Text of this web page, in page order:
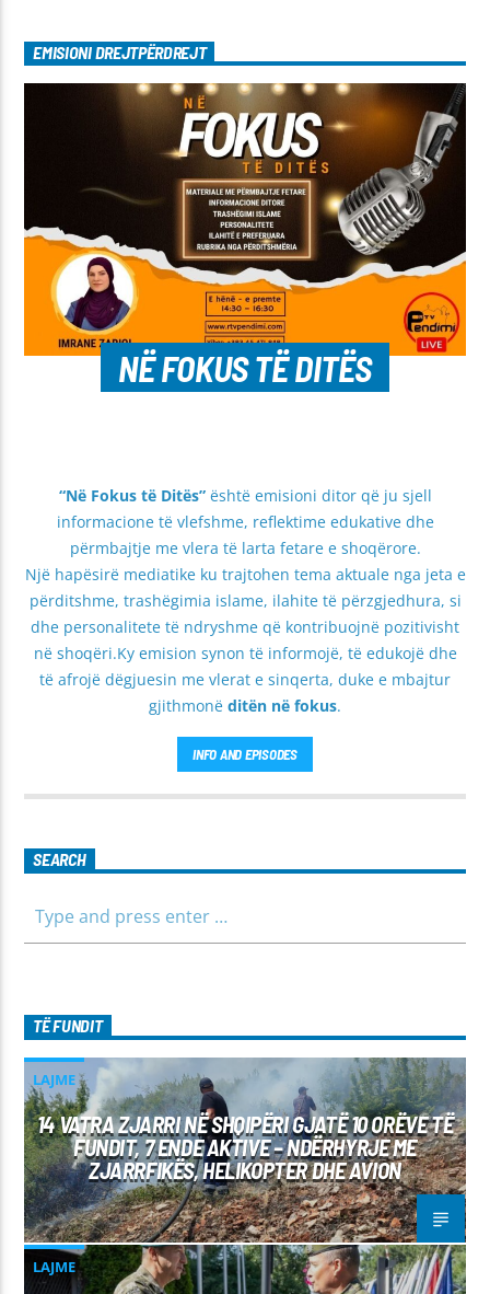
EMISIONI DREJTPËRDREJT
NË FOKUS TË DITËS
“Në Fokus të Ditës”është emisioni ditor që ju sjell
informacione të vlefshme, reflektime edukative dhe
përmbajtje me vlera të larta fetare e shoqërore.
Një hapësirë mediatike ku trajtohen tema aktuale nga jeta e
përditshme, trashëgimia islame, ilahite të përzgjedhura, si
dhe personalitete të ndryshme që kontribuojnë pozitivisht
në shoqëri.Ky emision synon të informojë, të edukojë dhe
të afrojë dëgjuesin me vlerat e sinqerta, duke e mbajtur
gjithmonë ditën në fokus.
INFO AND EPISODES
SEARCH
TË FUNDIT
LAJME
14 VATRA ZJARRI NË SHQIPËRI GJATË 10 ORËVE TË
FUNDIT, 7 ENDE AKTIVE – NDËRHYRJE ME
ZJARRFIKËS, HELIKOPTER DHE AVION
LAJME